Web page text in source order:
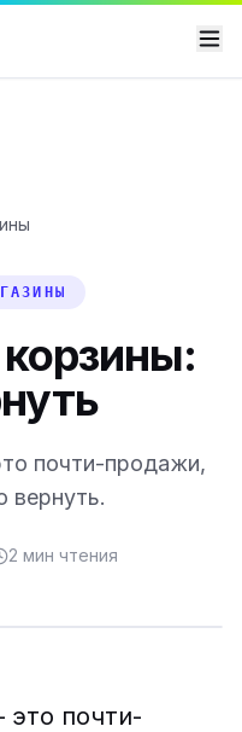
почти-продажи,
вернуть.
2 мин чтения
почти-